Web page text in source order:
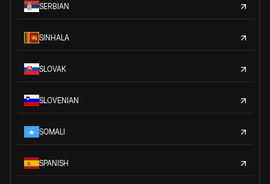
SERBIAN
SINHALA
SLOVAK
SLOVENIAN
SOMALI
SPANISH